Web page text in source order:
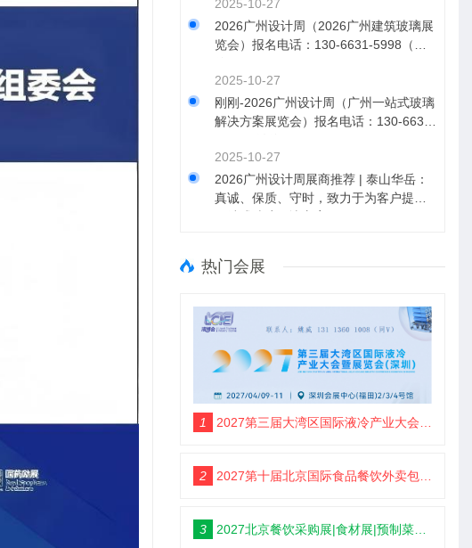
2025-10-27
2026广州设计周（2026广州建筑玻璃展
览会）报名电话：130-6631-5998（微
2025-10-27
刚刚-2026广州设计周（广州一站式玻璃
解决方案展览会）报名电话：130-6631-
2025-10-27
2026广州设计周展商推荐 | 泰山华岳：
真诚、保质、守时，致力于为客户提供
热门会展
1 2027第三届大湾区国际液冷产业大会暨展览会(定档深圳)
2 2027第十届北京国际食品餐饮外卖包装展览会【定档5月】
3 2027北京餐饮采购展|食材展|预制菜展|调味品展